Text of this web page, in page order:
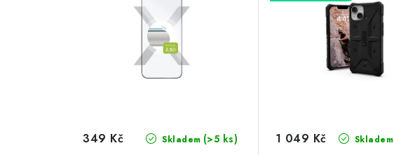
Skladem (>5 ks)
349 Kč Skladem
1 049 Kč